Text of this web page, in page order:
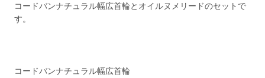
コードバンナチュラル幅広首輪とオイルヌメリードのセットで
す。
コードバンナチュラル幅広首輪